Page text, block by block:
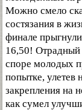
Можно смело
состязания в
финале
16,50!
споре молодых
попытке, улетев
закрепления на
как сумел